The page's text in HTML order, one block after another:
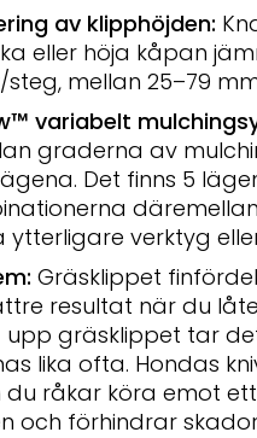
av klipphöjden:
eller höja kåpan
mellan 25–79
variabelt
graderna av
Det finns 5
ytterligare verktyg
Gräsklippet
resultat när du
gräsklippet tar
lika ofta. Hondas
råkar köra emot
och förhindrar